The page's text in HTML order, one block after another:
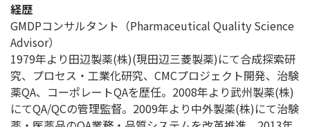
経歴
GMDPコンサルタント（Pharmaceutical Quality Science
Advisor）
1979年より田辺製薬(株)(現田辺三菱製薬)にて合成探索研
究、プロセス・工業化研究、CMCプロジェクト開発、治験
薬QA、コーポレートQAを歴任。2008年より武州製薬(株)
にてQA/QCの管理監督。2009年より中外製薬(株)にて治験